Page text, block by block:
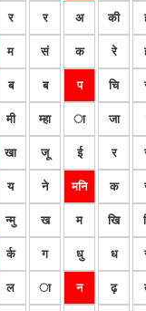
र र अ की
म सं क रे
ब ब प चि
मी म्हा ा जा
खा जू ई र
य ने मनि क
न्मु ख म खि
र्क ग धु ध
ल ा न ढ़